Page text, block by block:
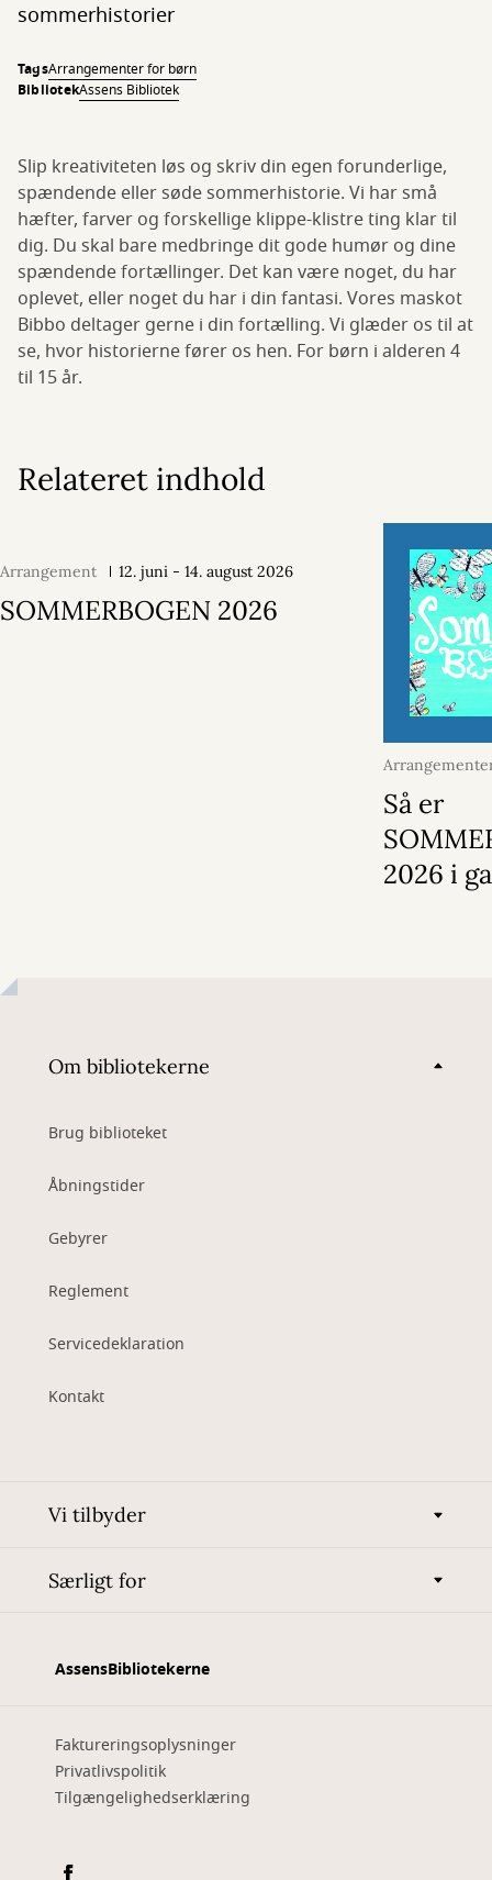
sommerhistorier
TagsArrangementer for børn
BibliotekAssens Bibliotek
Slip kreativiteten løs og skriv din egen forunderlige,
spændende eller søde sommerhistorie. Vi har små
hæfter, farver og forskellige klippe-klistre ting klar til
dig. Du skal bare medbringe dit gode humør og dine
spændende fortællinger. Det kan være noget, du har
oplevet, eller noget du har i din fantasi. Vores maskot
Bibbo deltager gerne i din fortælling. Vi glæder os til at
se, hvor historierne fører os hen. For børn i alderen 4
til 15 år.
Relateret indhold
Arrangement 12. juni - 14. august 2026
SOMMERBOGEN 2026
juni 2026
Så er
2026 i
Om bibliotekerne
Brug biblioteket
Åbningstider
Gebyrer
Reglement
Servicedeklaration
Kontakt
Vi tilbyder
Særligt for
AssensBibliotekerne
Faktureringsoplysninger
Privatlivspolitik
Tilgængelighedserklæring